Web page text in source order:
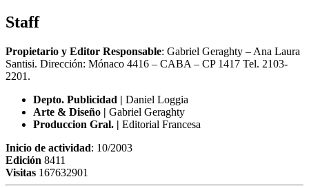
Staff
Propietario y Editor Responsable: Gabriel Geraghty – Ana Laura
Santisi. Dirección: Mónaco 4416 – CABA – CP 1417 Tel. 2103-
2201.
Depto. Publicidad | Daniel Loggia
Arte & Diseño | Gabriel Geraghty
Produccion Gral. | Editorial Francesa
Inicio de actividad: 10/2003
Edición 8411
Visitas 167632901